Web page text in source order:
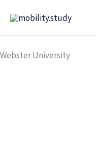
Webster University